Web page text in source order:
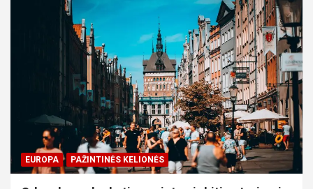
EUROPA PAŽINTINĖS KELIONĖS